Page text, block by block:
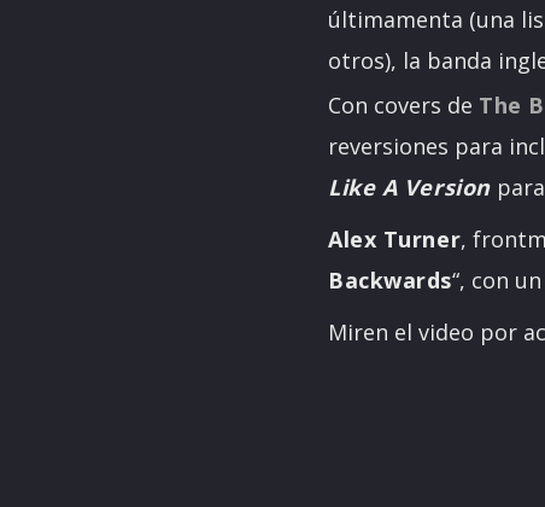
últimamenta (una
otros), la banda
Con covers de The
reversiones para
Like A Versionpara
Alex Turner,
Backwards“, con
Miren el video por